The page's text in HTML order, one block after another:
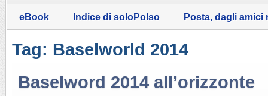
eBook Indice di soloPolso Posta, dagli amici
Tag: Baselworld 2014
Baselword 2014 all’orizzonte